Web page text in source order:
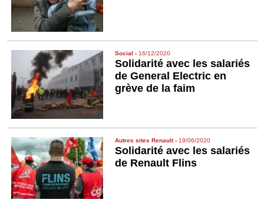
Social - 16/12/2020
Solidarité avec les salariés
de General Electric en
grève de la faim
Autres sites Renault-19/06/2020
Solidarité avec les salariés
de Renault Flins